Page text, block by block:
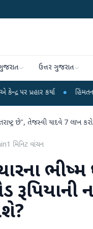
ઉત્તર ગુજરાત
● હિંમતનગરમાં રહસ્યમય
છે", તેજસ્વી યાદવે 7 લાખ
1 મિનિટ વાંચન
રૂપિયાની